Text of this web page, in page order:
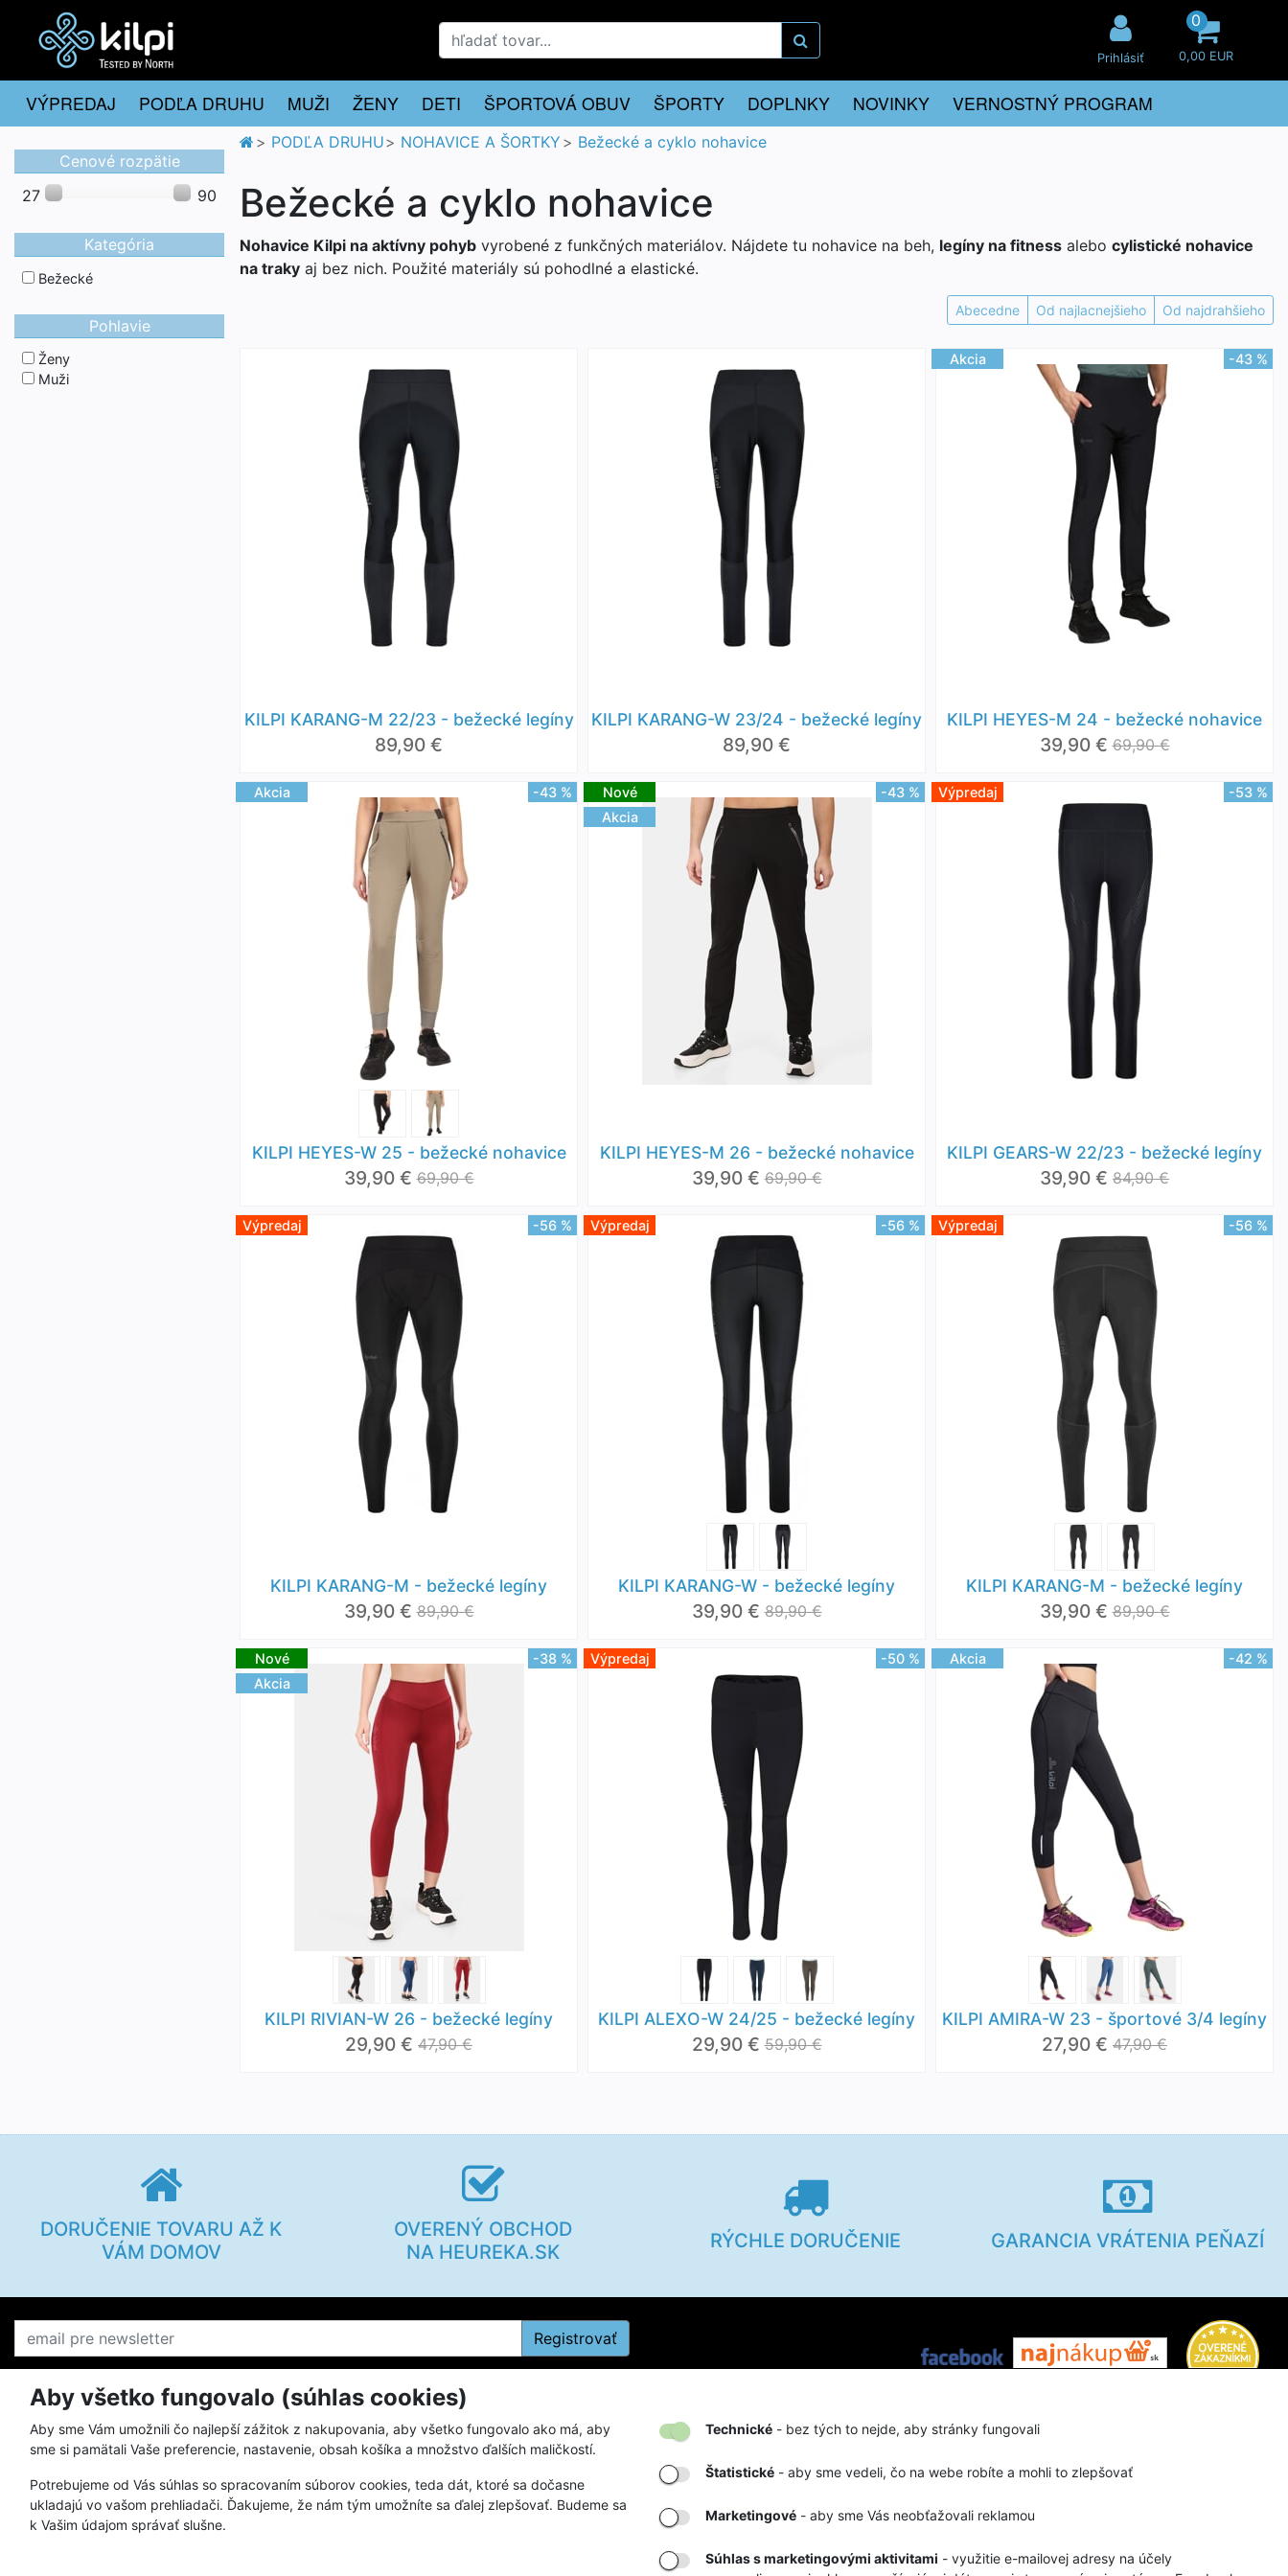
Aby všetko fungovalo (súhlas cookies)
Aby sme Vám umožnili čo najlepší zážitok z nakupovania, aby všetko fungovalo ako má, aby
sme si pamätali Vaše preferencie, nastavenie, obsah košíka a množstvo ďalších maličkostí.
Potrebujeme od Vás súhlas so spracovaním súborov cookies, teda dát, ktoré sa dočasne
ukladajú vo vašom prehliadači. Ďakujeme, že nám tým umožníte sa ďalej zlepšovať. Budeme sa
k Vašim údajom správať slušne.
Technické - bez tých to nejde, aby stránky fungovali
Štatistické - aby sme vedeli, čo na webe robíte a mohli to zlepšovať
Marketingové - aby sme Vás neobťažovali reklamou
Súhlas s marketingovými aktivitami - využitie e-mailovej adresy na účely
Prihlásiť
0
0,00 EUR
VÝPREDAJ PODĽA DRUHU MUŽI ŽENY DETI ŠPORTOVÁ OBUV ŠPORTY DOPLNKY NOVINKY VERNOSTNÝ PROGRAM
Cenové rozpätie
27
90
Kategória
Bežecké
Pohlavie
Ženy
Muži
PODĽA DRUHU NOHAVICE A ŠORTKY Bežecké a cyklo nohavice
Bežecké a cyklo nohavice
Nohavice Kilpi na aktívny pohyb vyrobené z funkčných materiálov. Nájdete tu nohavice na beh, legíny na fitness alebo cylistické nohavice
na traky aj bez nich. Použité materiály sú pohodlné a elastické.
Abecedne Od najlacnejšieho Od najdrahšieho
KILPI KARANG-M 22/23 - bežecké legíny
89,90 €
KILPI KARANG-W 23/24 - bežecké legíny
89,90 €
Akcia -43 %
KILPI HEYES-M 24 - bežecké nohavice
39,90 € 69,90 €
Akcia -43 %
KILPI HEYES-W 25 - bežecké nohavice
39,90 € 69,90 €
Nové
Akcia
-43 %
KILPI HEYES-M 26 - bežecké nohavice
39,90 € 69,90 €
Výpredaj -53 %
KILPI GEARS-W 22/23 - bežecké legíny
39,90 € 84,90 €
Výpredaj -56 %
KILPI KARANG-M - bežecké legíny
39,90 € 89,90 €
Výpredaj -56 %
KILPI KARANG-W - bežecké legíny
39,90 € 89,90 €
Výpredaj -56 %
KILPI KARANG-M - bežecké legíny
39,90 € 89,90 €
Nové
Akcia
-38 %
KILPI RIVIAN-W 26 - bežecké legíny
29,90 € 47,90 €
Výpredaj -50 %
KILPI ALEXO-W 24/25 - bežecké legíny
29,90 € 59,90 €
Akcia -42 %
KILPI AMIRA-W 23 - športové 3/4 legíny
27,90 € 47,90 €
DORUČENIE TOVARU AŽ K
VÁM DOMOV
OVERENÝ OBCHOD
NA HEUREKA.SK
RÝCHLE DORUČENIE GARANCIA VRÁTENIA PEŇAZÍ
Registrovať
O KILPI
Prečo nakupovať u nás
Prehľad materiálov Kilpi
Starostlivosť o oblečenie Kilpi
Všetko o nákupe
Postup pri vrátení tovaru
Reklamačný poriadok
Firmy a organizácie
Zákazky na mieru
Partnerstvá a spolupráca
Užitočné info